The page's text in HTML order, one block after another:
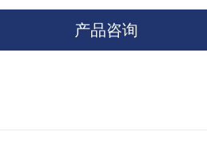
产品咨询